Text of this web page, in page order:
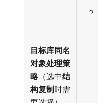
目标库同名
对象处理策
略（选中结
构复制时需